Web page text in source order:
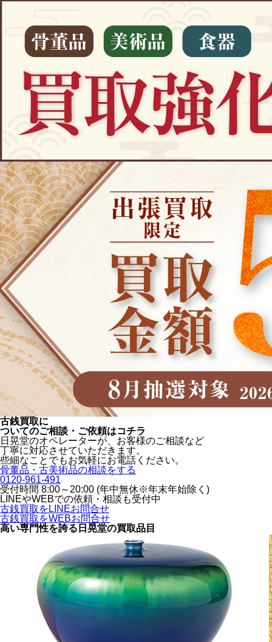
古銭買取に
ついてのご相談・ご依頼はコチラ
日晃堂のオペレーターが、お客様のご相談など
丁寧に対応させていただきます。
些細なことでもお気軽にお電話ください。
骨董品・古美術品の相談をする
0120-961-491
受付時間 8:00～20:00 (年中無休※年末年始除く)
LINEやWEBでの依頼・相談も受付中
古銭買取をLINEお問合せ
古銭買取をWEBお問合せ
高い専門性を誇る 日晃堂の買取品目